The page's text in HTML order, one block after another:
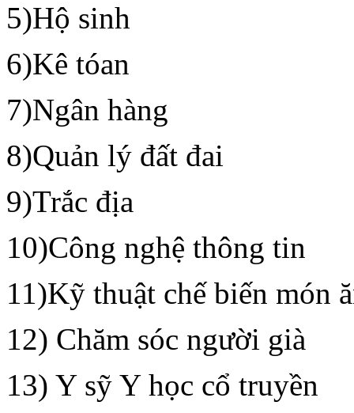
5)Hộ sinh
6)Kê tóan
7)Ngân hàng
8)Quản lý đất đai
9)Trắc địa
10)Công nghệ thông tin
11)Kỹ thuật chế biến món
12) Chăm sóc người già
13) Y sỹ Y học cổ truyền